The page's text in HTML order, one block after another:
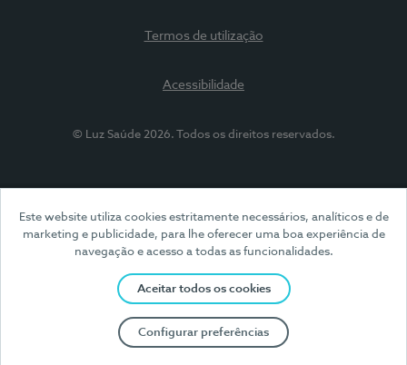
Este website utiliza cookies estritamente necessários, analíticos e de
marketing e publicidade, para lhe oferecer uma boa experiência de
navegação e acesso a todas as funcionalidades.
Aceitar todos os cookies
Configurar preferências
Termos de utilização
Acessibilidade
© Luz Saúde 2026. Todos os direitos reservados.